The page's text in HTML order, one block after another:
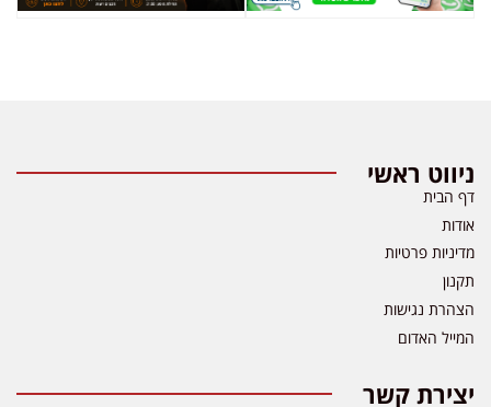
ניווט ראשי
דף הבית
אודות
מדיניות פרטיות
תקנון
הצהרת נגישות
המייל האדום
יצירת קשר